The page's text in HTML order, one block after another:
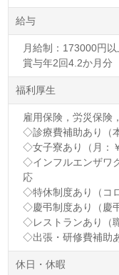
給与
月給制：173000円
賞与年2回4.2か月分
福利厚生
雇用保険，労災保険
◇診療費補助あり（
◇女子寮あり（月：
◇インフルエンザワ
応
◇特休制度あり（コ
◇慶弔制度あり（慶
◇レストランあり（
◇出張・研修費補
休日・休暇